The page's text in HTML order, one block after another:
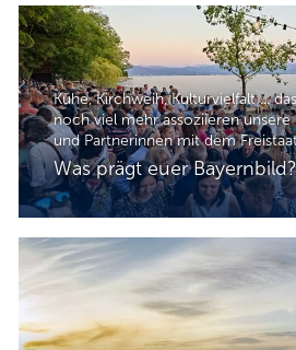
Kühe, Kirchweih, Kulturvielfalt ...
noch viel mehr assoziieren unsere
und Partnerinnen mit dem
Was prägt euer Bayernbild?